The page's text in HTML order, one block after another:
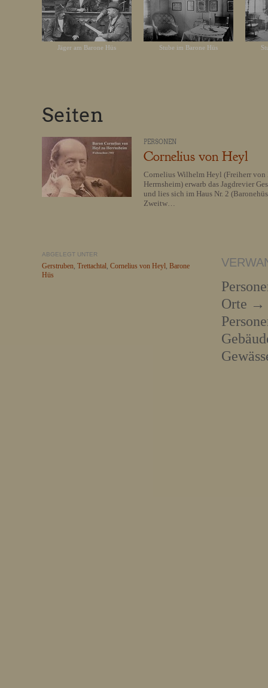
Jäger am Barone Hüs Stube im Barone Hüs
Seiten
PERSONEN
Cornelius von Heyl
Cornelius Wilhelm Heyl (Freiherr von
Herrnsheim) erwarb das Jagdrevier
und lies sich im Haus Nr. 2
Zweitw…
ABGELEGT UNTER
Gerstruben, Trettachtal, Cornelius von Heyl, Barone
Hüs
Orte →